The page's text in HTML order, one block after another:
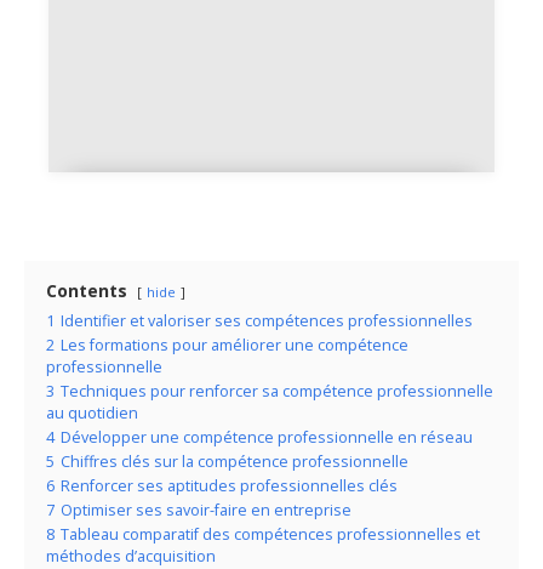
Contents hide
1 Identifier et valoriser ses compétences professionnelles
2 Les formations pour améliorer une compétence
professionnelle
3 Techniques pour renforcer sa compétence professionnelle
au quotidien
4 Développer une compétence professionnelle en réseau
5 Chiffres clés sur la compétence professionnelle
6 Renforcer ses aptitudes professionnelles clés
7 Optimiser ses savoir-faire en entreprise
8 Tableau comparatif des compétences professionnelles et
méthodes d’acquisition